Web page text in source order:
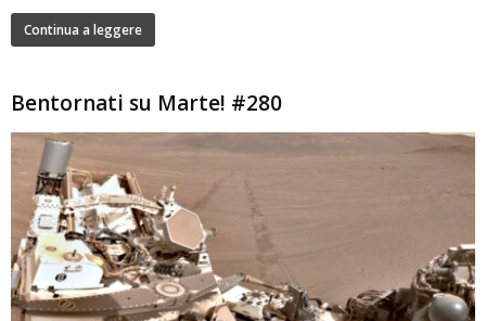
Continua a leggere
Bentornati su Marte! #280